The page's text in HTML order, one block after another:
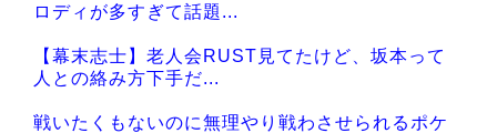
ロディが多すぎて話題...
【幕末志士】老人会RUST見てたけど、坂本って
人との絡み方下手だ...
戦いたくもないのに無理やり戦わさせられるポケ